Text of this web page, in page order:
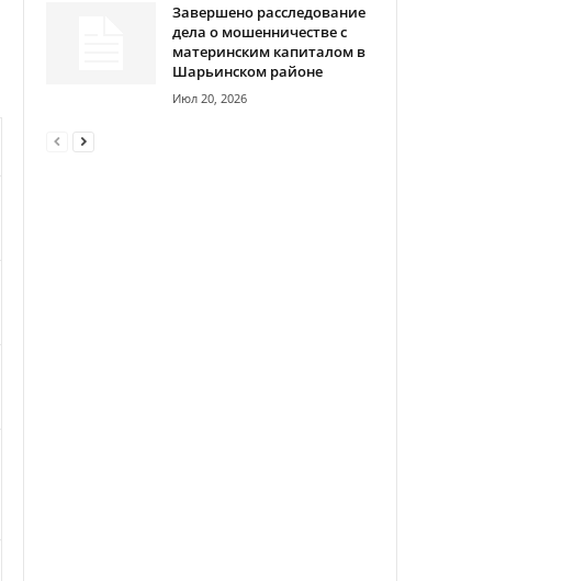
Завершено расследование
дела о мошенничестве с
материнским капиталом в
Шарьинском районе
Июл 20, 2026